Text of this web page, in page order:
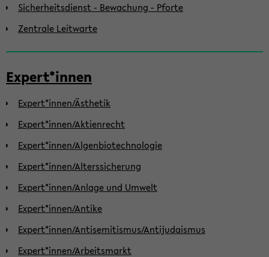
Sicherheitsdienst - Bewachung - Pforte
Zentrale Leitwarte
Expert*innen
Expert*innen/Ästhetik
Expert*innen/Aktienrecht
Expert*innen/Algenbiotechnologie
Expert*innen/Alterssicherung
Expert*innen/Anlage und Umwelt
Expert*innen/Antike
Expert*innen/Antisemitismus/Antijudaismus
Expert*innen/Arbeitsmarkt